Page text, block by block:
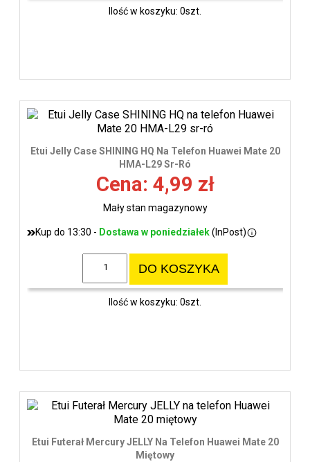
Ilość w koszyku: 0szt.
Etui Jelly Case SHINING HQ Na Telefon Huawei Mate 20
HMA-L29 Sr-Ró
Cena: 4,99 zł
Mały stan magazynowy
Kup do 13:30 - Dostawa w poniedziałek(InPost)
DO KOSZYKA
Ilość w koszyku: 0szt.
Etui Futerał Mercury JELLY Na Telefon Huawei Mate 20
Miętowy